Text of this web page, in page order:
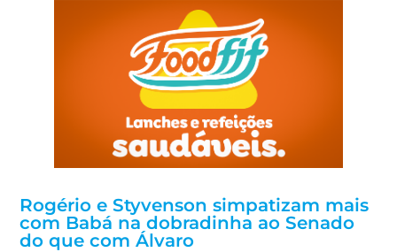
Rogério e Styvenson simpatizam mais
com Babá na dobradinha ao Senado
do que com Álvaro